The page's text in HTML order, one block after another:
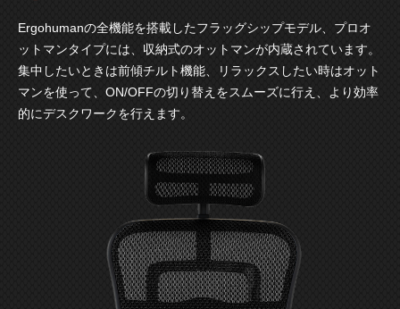
Ergohumanの全機能を搭載したフラッグシップモデル、プロオ
ットマンタイプには、収納式のオットマンが内蔵されています。
集中したいときは前傾チルト機能、リラックスしたい時はオット
マンを使って、ON/OFFの切り替えをスムーズに行え、より効率
的にデスクワークを行えます。